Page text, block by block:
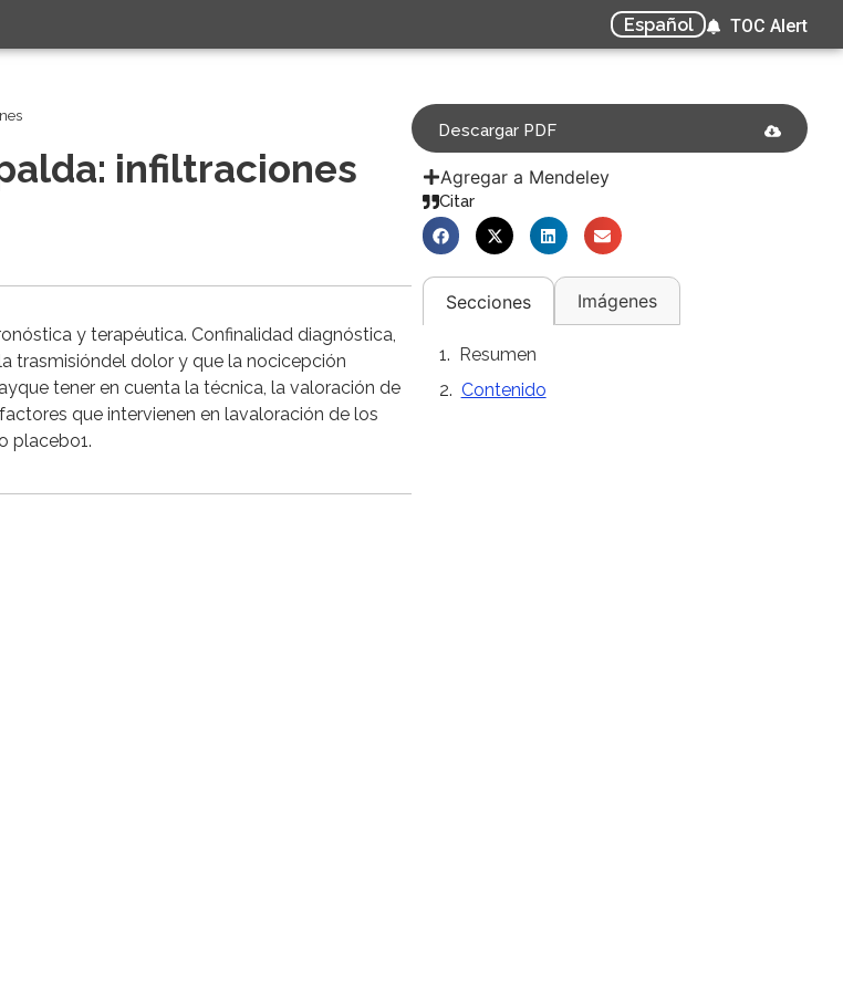
Español TOC Alert
infiltraciones
y terapéutica. Confinalidad diagnóstica,
trasmisióndel dolor y que la nocicepción
tener en cuenta la técnica, la valoración de
que intervienen en lavaloración de los
placebo1.
Descargar PDF
Agregar a Mendeley
Citar
Secciones Imágenes
Resumen
Contenido